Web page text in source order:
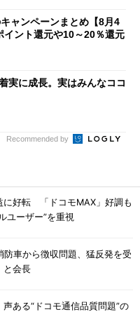
ャンペーンまとめ【8月4
ント還元や10～20％還元
実に成長。実はみんなココ
Recommended by
に好転 「ドコモMAX」好調も
ユーザー”を重視
防車から徴収問題、猛反発を受
と会長
ある“ドコモ通信品質問題”の